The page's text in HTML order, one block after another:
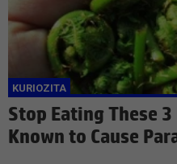
Stop Eating These
Known to Cause